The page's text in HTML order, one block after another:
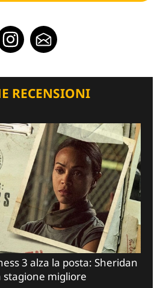
RECENSIONI
3 alza la posta: Sheridan
stagione migliore